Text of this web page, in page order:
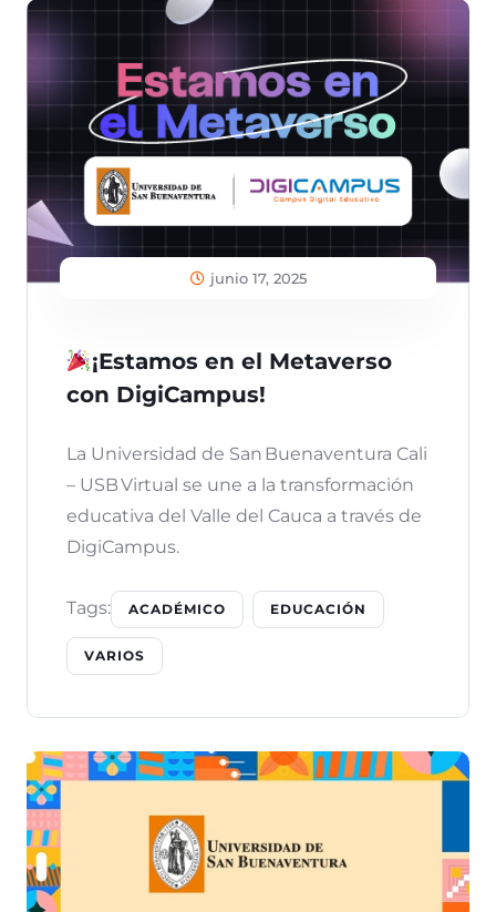
junio 17, 2025
¡Estamos en el Metaverso
con DigiCampus!
La Universidad de San Buenaventura Cali
– USB Virtual se une a la transformación
educativa del Valle del Cauca a través de
DigiCampus.
Tags: ACADÉMICO EDUCACIÓN
VARIOS